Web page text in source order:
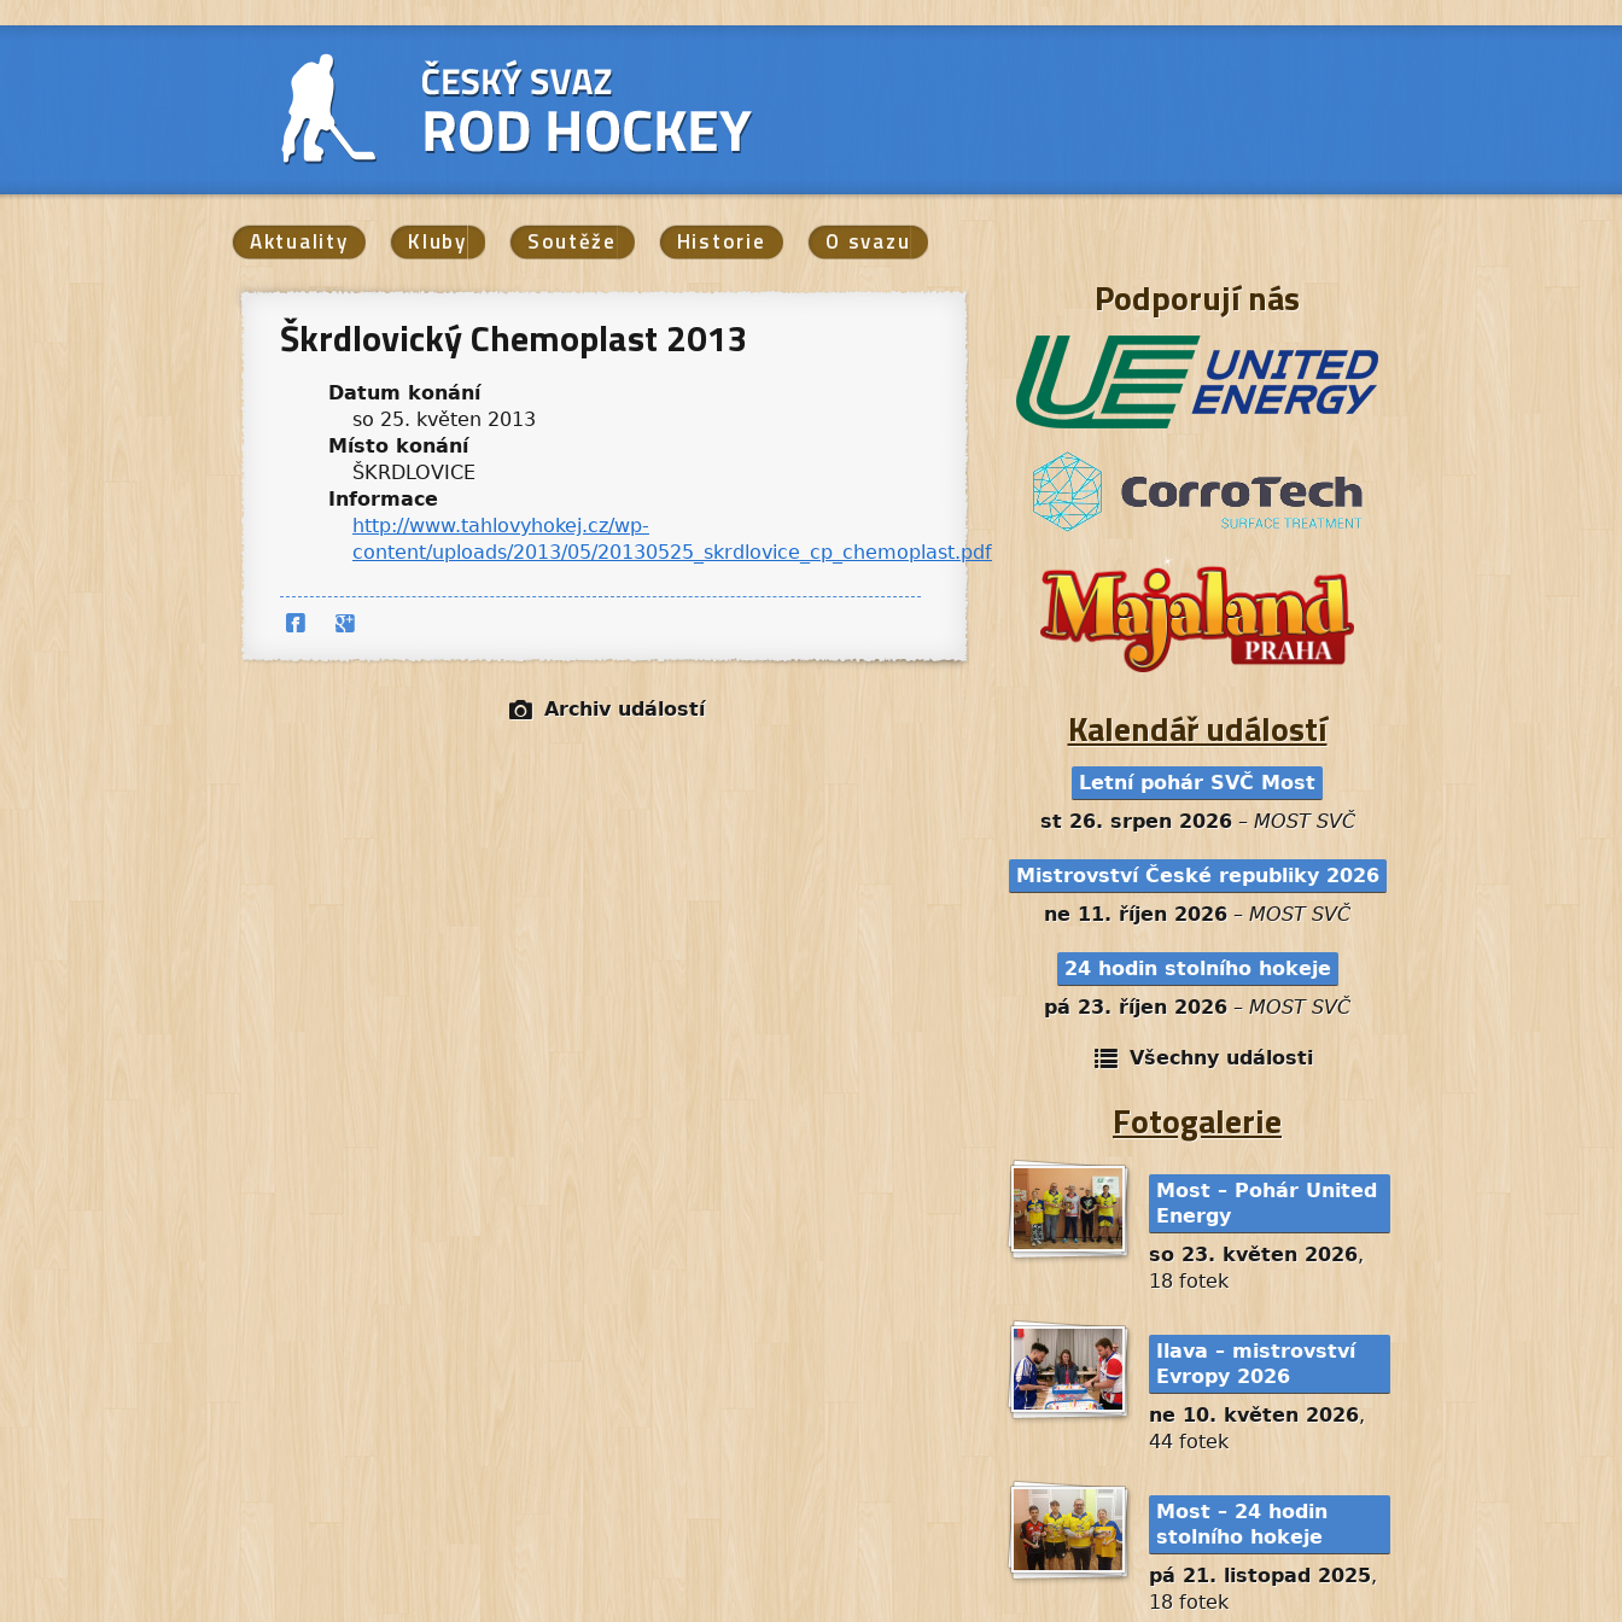
Aktuality Kluby Soutěže Historie O svazu
Škrdlovický Chemoplast 2013
Datum konání
so 25. květen 2013
Místo konání
ŠKRDLOVICE
Informace
http://www.tahlovyhokej.cz/wp-
content/uploads/2013/05/20130525_skrdlovice_cp_chemoplast.pdf
Archiv událostí
Podporují nás
Kalendář událostí
Letní pohár SVČ Most
st 26. srpen 2026– MOST SVČ
Mistrovství České republiky 2026
ne 11. říjen 2026 – MOST SVČ
24 hodin stolního hokeje
pá 23. říjen 2026 – MOST SVČ
Všechny události
Fotogalerie
Most – Pohár United
Energy
so 23. květen 2026,
18 fotek
Ilava – mistrovství
Evropy 2026
ne 10. květen 2026,
44 fotek
Most – 24 hodin
stolního hokeje
pá 21. listopad 2025,
18 fotek